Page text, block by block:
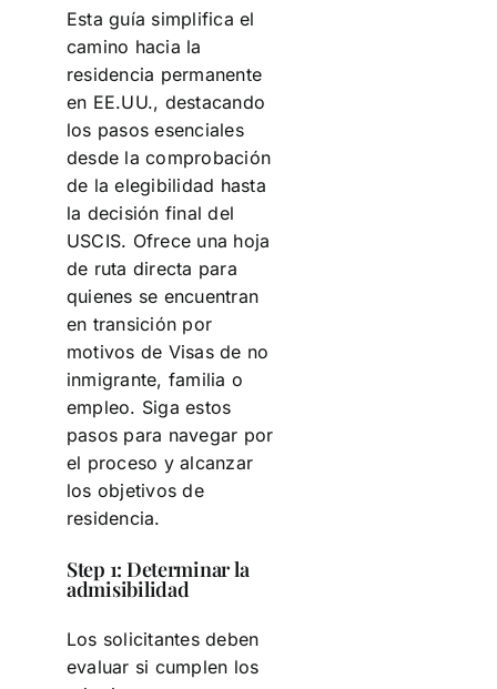
Esta guía simplifica el
camino hacia la
residencia permanente
en EE.UU., destacando
los pasos esenciales
desde la comprobación
de la elegibilidad hasta
la decisión final del
USCIS. Ofrece una hoja
de ruta directa para
quienes se encuentran
en transición por
motivos de Visas de no
inmigrante, familia o
empleo. Siga estos
pasos para navegar por
el proceso y alcanzar
los objetivos de
residencia.
Step 1: Determinar la
admisibilidad
Los solicitantes deben
evaluar si cumplen los